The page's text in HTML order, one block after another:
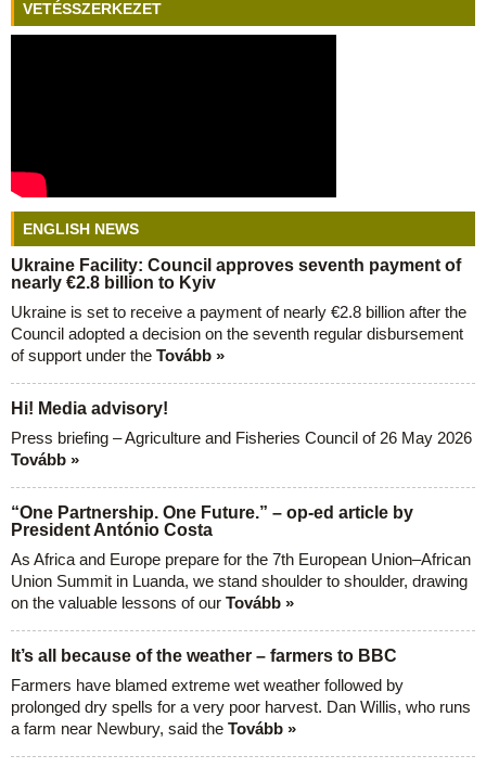
VETÉSSZERKEZET
ENGLISH NEWS
Ukraine Facility: Council approves seventh payment of
nearly €2.8 billion to Kyiv
Ukraine is set to receive a payment of nearly €2.8 billion after the
Council adopted a decision on the seventh regular disbursement
of support under the Tovább »
Hi! Media advisory!
Press briefing – Agriculture and Fisheries Council of 26 May 2026
Tovább »
“One Partnership. One Future.” – op-ed article by
President António Costa
As Africa and Europe prepare for the 7th European Union–African
Union Summit in Luanda, we stand shoulder to shoulder, drawing
on the valuable lessons of our Tovább »
It’s all because of the weather – farmers to BBC
Farmers have blamed extreme wet weather followed by
prolonged dry spells for a very poor harvest. Dan Willis, who runs
a farm near Newbury, said the Tovább »